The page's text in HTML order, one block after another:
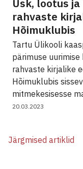
Usk, lootus
rahvaste
Hõimuklubis
Tartu Ülikooli
pärimuse
rahvaste kirjalike
Hõimuklubis
mitmekesisesse
20.03.2023
Järgmised artiklid